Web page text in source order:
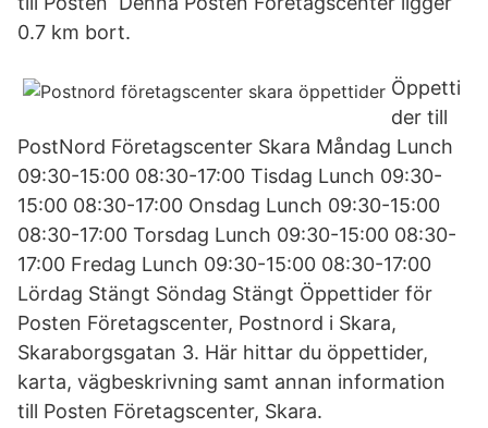
0.7 km bort.
Öppetti
der till
PostNord Företagscenter Skara Måndag Lunch
09:30-15:00 08:30-17:00 Tisdag Lunch 09:30-
15:00 08:30-17:00 Onsdag Lunch 09:30-15:00
08:30-17:00 Torsdag Lunch 09:30-15:00 08:30-
17:00 Fredag Lunch 09:30-15:00 08:30-17:00
Lördag Stängt Söndag Stängt Öppettider för
Posten Företagscenter, Postnord i Skara,
Skaraborgsgatan 3. Här hittar du öppettider,
karta, vägbeskrivning samt annan information
till Posten Företagscenter, Skara.